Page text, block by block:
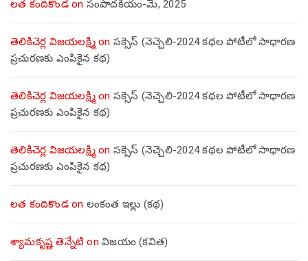
లత కందికొండon సంపాదకీయం-మే, 2025
తెలికిచెర్ల విజయలక్ష్మిon సక్సెస్ (నెచ్చెలి-2024 కథల పోటీలో సాధారణ
ప్రచురణకు ఎంపికైన కథ)
తెలికిచెర్ల విజయలక్ష్మిon సక్సెస్ (నెచ్చెలి-2024 కథల పోటీలో సాధారణ
ప్రచురణకు ఎంపికైన కథ)
తెలికిచెర్ల విజయలక్ష్మిon సక్సెస్ (నెచ్చెలి-2024 కథల పోటీలో సాధారణ
ప్రచురణకు ఎంపికైన కథ)
లత కందికొండon లంకంత ఇల్లు (కథ)
శ్యామకృష్ణ తెన్నేటి on విజయం (కవిత)